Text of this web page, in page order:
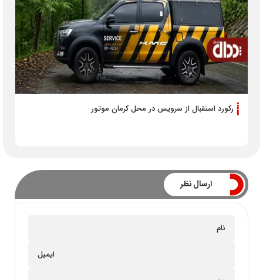
رکورد استقبال از سرویس در محل کرمان موتور
ارسال نظر